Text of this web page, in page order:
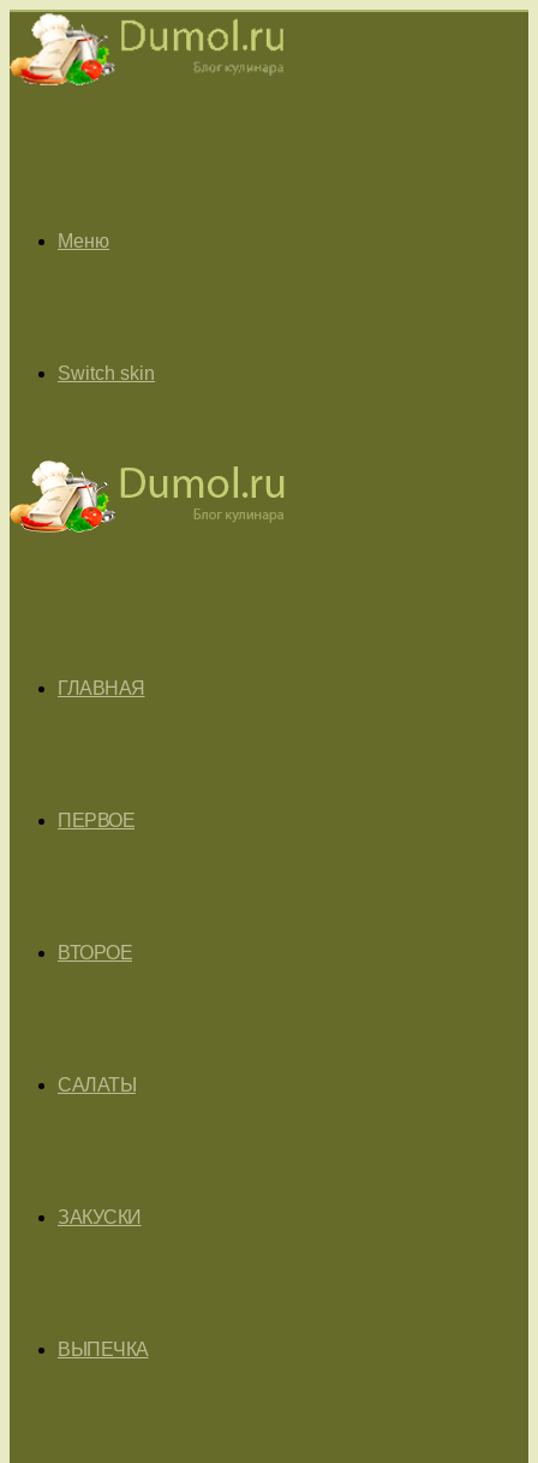
Меню
Switch skin
ГЛАВНАЯ
ПЕРВОЕ
ВТОРОЕ
САЛАТЫ
ЗАКУСКИ
ВЫПЕЧКА